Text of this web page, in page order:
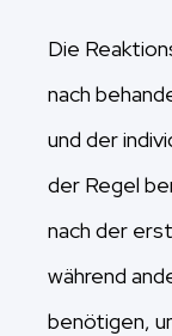
Die
nach
und der
der Regel
nach der
während
benötigen,